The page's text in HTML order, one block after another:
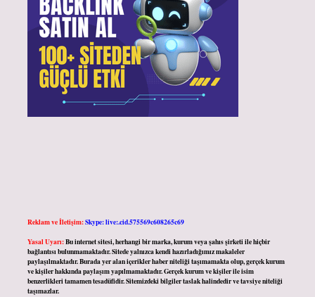
Reklam ve İletişim:Skype: live:.cid.575569c608265c69
Yasal Uyarı:Bu internet sitesi, herhangi bir marka, kurum veya şahıs şirketi ile hiçbir
bağlantısı bulunmamaktadır. Sitede yalnızca kendi hazırladığımız makaleler
paylaşılmaktadır. Burada yer alan içerikler haber niteliği taşımamakta olup, gerçek kurum
ve kişiler hakkında paylaşım yapılmamaktadır. Gerçek kurum ve kişiler ile isim
benzerlikleri tamamen tesadüfidir. Sitemizdeki bilgiler taslak halindedir ve tavsiye niteliği
taşımazlar.